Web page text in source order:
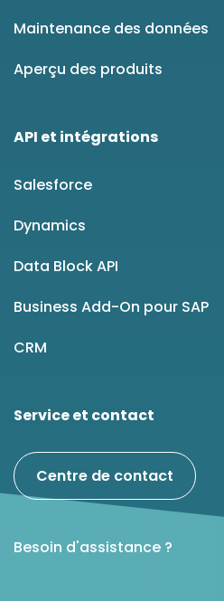
Maintenance des données
Aperçu des produits
API et intégrations
Salesforce
Dynamics
Data Block API
Business Add-On pour SAP
CRM
Service et contact
Centre de contact
Besoin d'assistance ?